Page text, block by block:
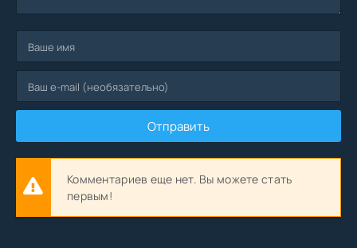
Отправить
Комментариев еще нет. Вы можете стать
первым!